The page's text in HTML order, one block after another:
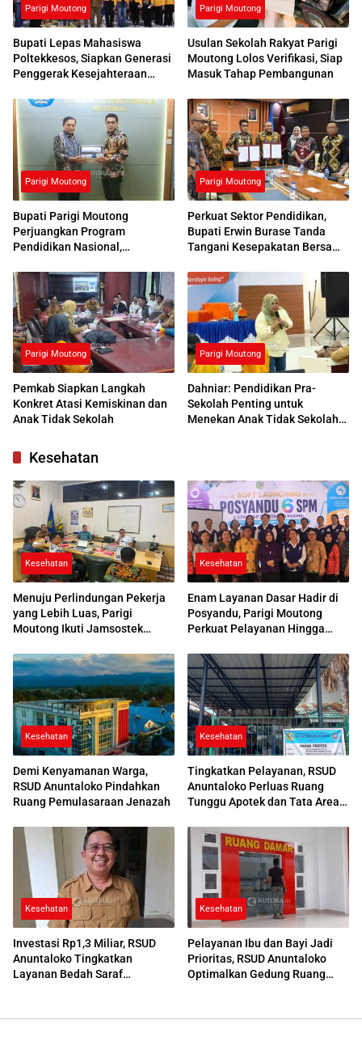
Parigi Moutong
Bupati Lepas Mahasiswa
Poltekkesos, Siapkan Generasi
Penggerak Kesejahteraan
Parigi Moutong
Usulan Sekolah Rakyat Parigi
Moutong Lolos Verifikasi, Siap
Masuk Tahap Pembangunan
Parigi Moutong
Bupati Parigi Moutong
Perjuangkan Program
Pendidikan Nasional,
Respons Positif
Parigi Moutong
Perkuat Sektor Pendidikan,
Bupati Erwin Burase Tanda
Tangani Kesepakatan Bersama
Parigi Moutong
Pemkab Siapkan Langkah
Konkret Atasi Kemiskinan dan
Anak Tidak Sekolah
Parigi Moutong
Dahniar: Pendidikan Pra-
Sekolah Penting untuk
Menekan Anak Tidak Sekolah
Kesehatan
Kesehatan
Menuju Perlindungan Pekerja
yang Lebih Luas, Parigi
Moutong Ikuti Jamsostek
Kesehatan
Enam Layanan Dasar Hadir di
Posyandu, Parigi Moutong
Perkuat Pelayanan Hingga
Kesehatan
Demi Kenyamanan Warga,
RSUD Anuntaloko Pindahkan
Ruang Pemulasaraan Jenazah
Kesehatan
Tingkatkan Pelayanan, RSUD
Anuntaloko Perluas Ruang
Tunggu Apotek dan Tata Area
Kesehatan
Investasi Rp1,3 Miliar, RSUD
Anuntaloko Tingkatkan
Layanan Bedah Saraf
Kesehatan
Pelayanan Ibu dan Bayi Jadi
Prioritas, RSUD Anuntaloko
Optimalkan Gedung Ruang